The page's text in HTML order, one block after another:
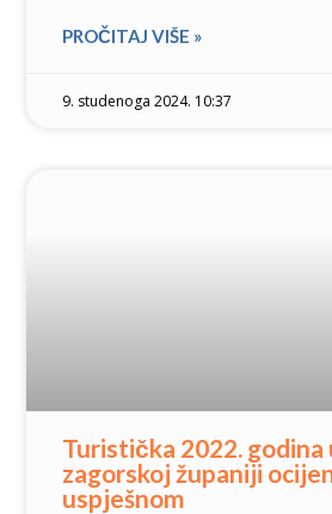
PROČITAJ VIŠE »
9. studenoga 2024. 10:37
Turistička 2022. godina
zagorskoj županiji
uspješnom